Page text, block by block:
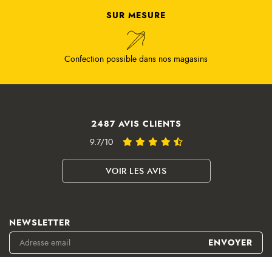
SUR MESURE
Confection possible dans nos magasins
2487 AVIS CLIENTS
9.7/10
VOIR LES AVIS
NEWSLETTER